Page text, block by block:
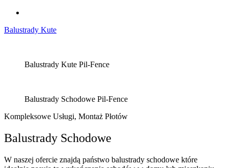
Balustrady Kute
Balustrady Kute Pil-Fence
Balustrady Schodowe Pil-Fence
Kompleksowe Usługi, Montaż Płotów
Balustrady Schodowe
W naszej ofercie znajdą państwo balustrady schodowe które